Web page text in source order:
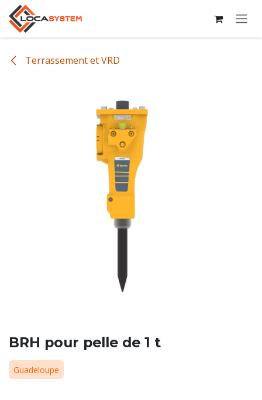
Se rendre au contenu
Terrassement et VRD
BRH pour pelle de 1 t
Guadeloupe